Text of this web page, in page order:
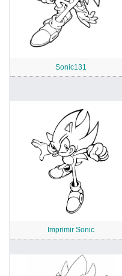
Sonic131
Imprimir Sonic